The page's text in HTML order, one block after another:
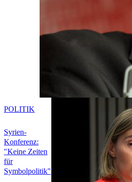
Syrien-
Konferenz:
"Keine Zeiten
für
Symbolpolitik"
POLITIK